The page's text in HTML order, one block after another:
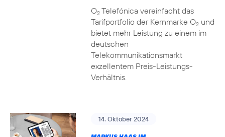
O2Telefónica vereinfacht das
Tarifportfolio der Kernmarke O2und
bietet mehr Leistung zu einem im
deutschen
Telekommunikationsmarkt
exzellentem Preis-Leistungs-
Verhältnis.
14. Oktober 2024